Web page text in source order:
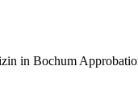
in Bochum